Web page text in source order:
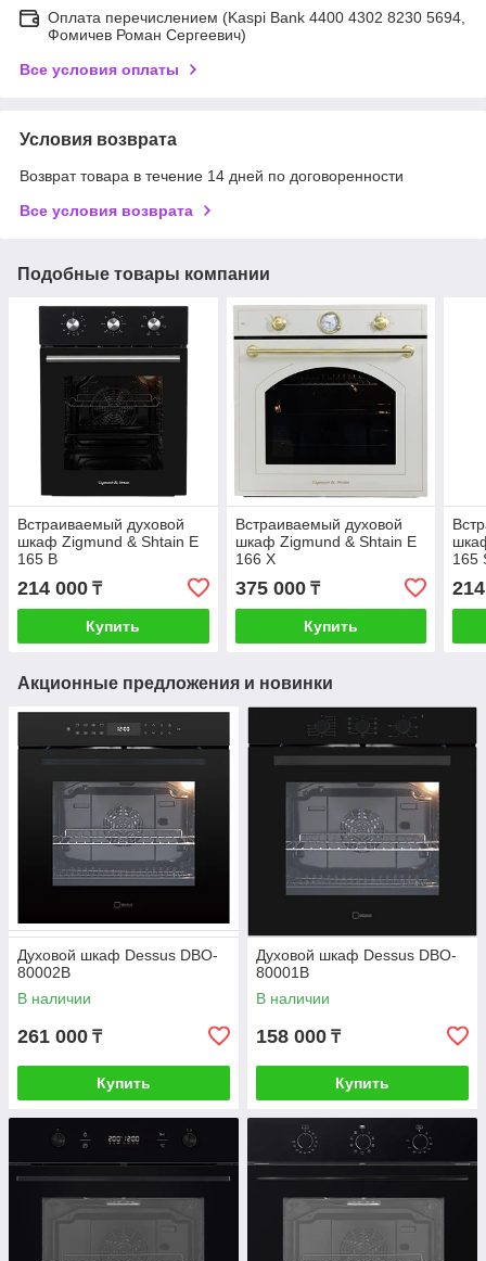
Оплата перечислением (Kaspi Bank 4400 4302 8230 5694,
Фомичев Роман Сергеевич)
Все условия оплаты
Условия возврата
Возврат товара в течение 14 дней по договоренности
Все условия возврата
Подобные товары компании
Встраиваемый духовой
шкаф Zigmund & Shtain E
165 B
214 000 ₸
Купить
Встраиваемый духовой
шкаф Zigmund & Shtain E
166 X
375 000₸
Купить
165
Акционные предложения и новинки
Духовой шкаф Dessus DBO-
80002B
В наличии
261 000 ₸
Купить
Духовой шкаф Dessus DBO-
80001B
В наличии
158 000 ₸
Купить